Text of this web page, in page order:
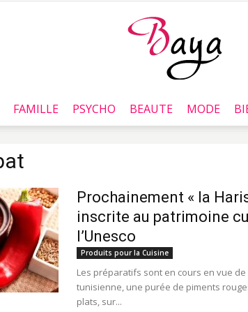
Baya.tn
FAMILLE PSYCHO BEAUTE MODE
Prochainement « la
inscrite au patrimoine
l’Unesco
Produits pour la Cuisine
Les préparatifs sont en cours en vue
tunisienne, une purée de piments
plats, sur...